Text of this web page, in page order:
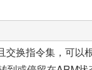
换指令集，可以